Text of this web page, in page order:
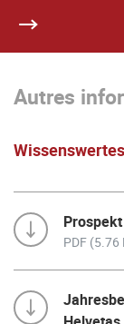
Autres
PDF (5.76